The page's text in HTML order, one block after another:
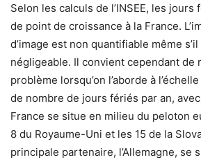
Selon les calculs de l’INSEE, les jours
de point de croissance à la France.
d’image est non quantifiable même s’il
négligeable. Il convient cependant de
problème lorsqu’on l’aborde à
de nombre de jours fériés par an,
France se situe en milieu du peloton
8 du Royaume-Uni et les 15 de la
principale partenaire, l’Allemagne, se